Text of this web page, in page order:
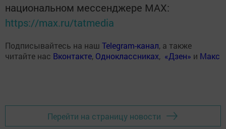
национальном мессенджере MАХ:
https://max.ru/tatmedia
Подписывайтесь на наш Telegram-канал, а также
читайте нас Вконтакте, Одноклассниках, «Дзен» и Макс
Перейти на страницу новости